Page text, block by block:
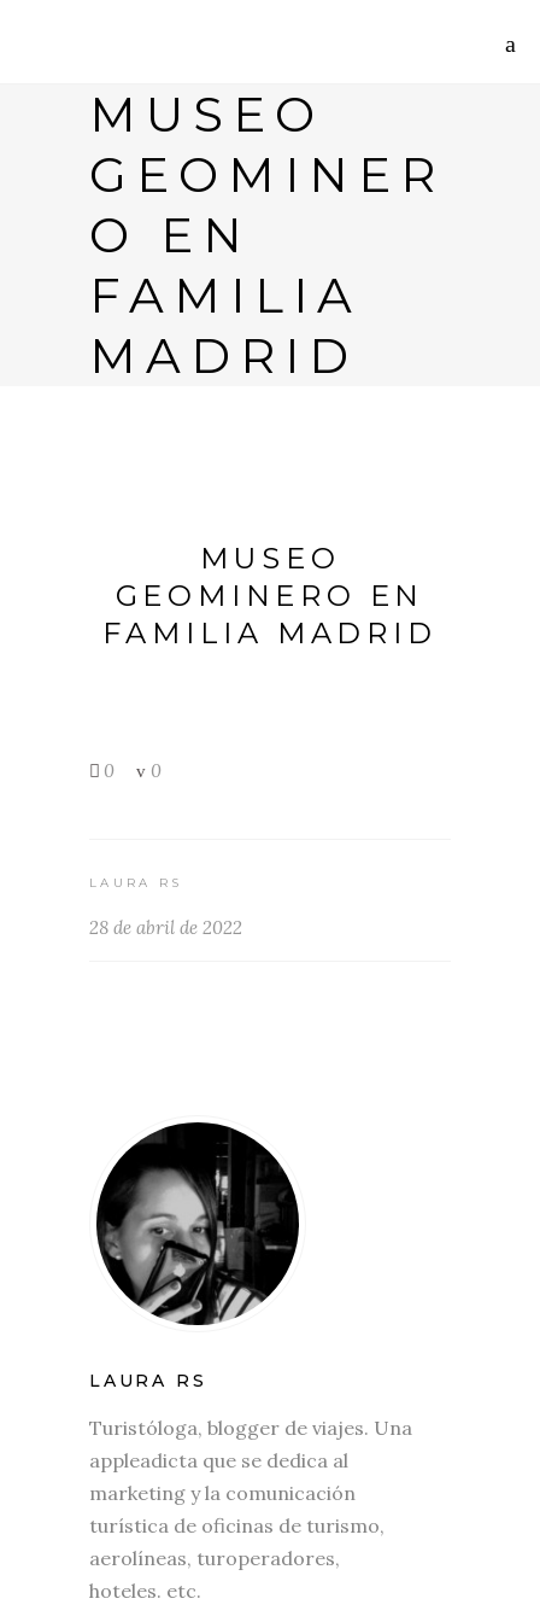
MUSEO
GEOMINER
O EN
FAMILIA
MADRID
MUSEO
GEOMINERO EN
FAMILIA MADRID
0 0
LAURA RS
28 de abril de 2022
LAURA RS
Turistóloga, blogger de viajes. Una
appleadicta que se dedica al
marketing y la comunicación
turística de oficinas de turismo,
aerolíneas, turoperadores,
hoteles. etc.